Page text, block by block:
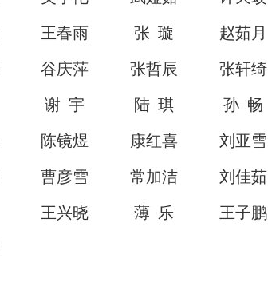
王春雨 张 璇 赵茹月
谷庆萍 张哲辰 张轩绮
谢 宇 陆 琪 孙 畅
陈镜煜 康红喜 刘亚雪
曹彦雪 常加洁 刘佳茹
王兴晓 薄 乐 王子鹏